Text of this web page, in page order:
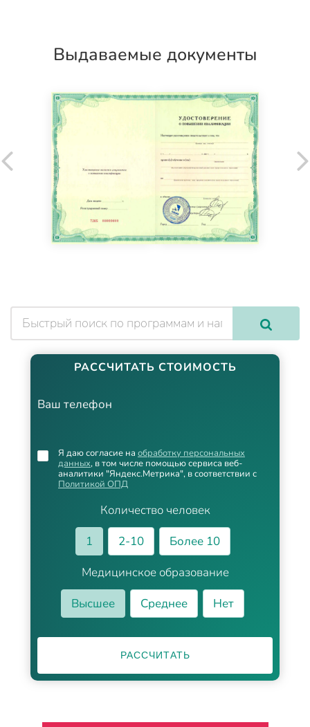
Выдаваемые документы
РАССЧИТАТЬ СТОИМОСТЬ
Ваш телефон
Количество человек
1
2-10
Более 10
Медицинское образование
Высшее
Среднее Нет
Я даю согласие на обработку персональных
данных, в том числе помощью сервиса веб-
аналитики "Яндекс.Метрика", в соответствии с
Политикой ОПД
РАССЧИТАТЬ